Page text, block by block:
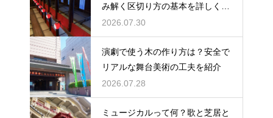
み解く区切り方の基本を詳しく解
説
2026.07.30
演劇で使う木の作り方は？安全で
リアルな舞台美術の工夫を紹介
2026.07.28
ミュージカルって何？歌と芝居と